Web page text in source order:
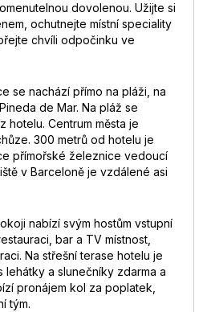
dovolenou. Užijte si
ochutnejte místní speciality
chvíli odpočinku ve
se nachází přímo na pláži, na
de Mar. Na pláž se
Centrum města je
300 metrů od hotelu je
přímořské železnice vedoucí
v Barceloně je vzdálené asi
nabízí svým hostům vstupní
bar a TV místnost,
Na střešní terase hotelu je
lehátky a slunečníky zdarma a
pronájem kol za poplatek,
tým.